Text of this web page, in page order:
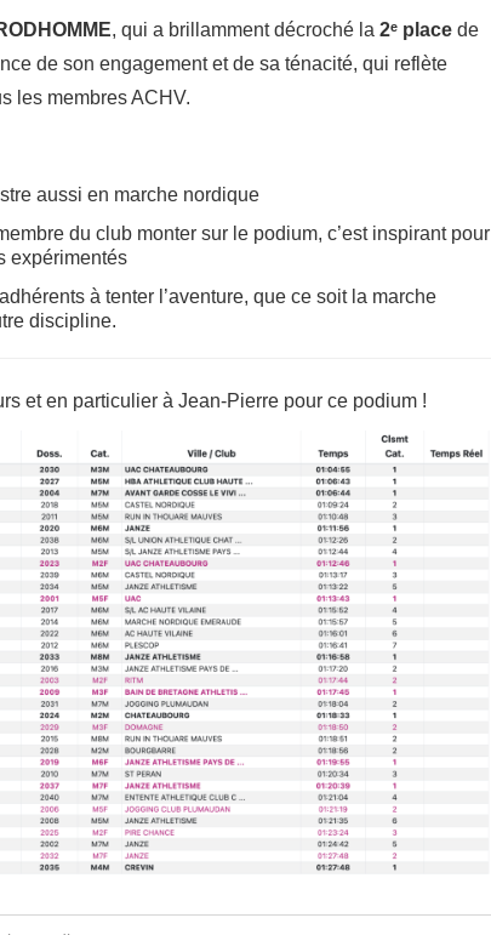
, qui a brillamment décroché la 2ᵉ place de
de son engagement et de sa ténacité, qui reflète
les membres ACHV.
aussi en marche nordique
du club monter sur le podium, c’est inspirant pour
expérimentés
à tenter l’aventure, que ce soit la marche
discipline.
et en particulier à Jean-Pierre pour ce podium !